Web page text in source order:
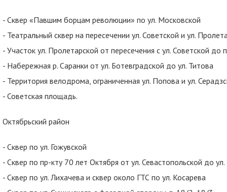
- Сквер «Павшим борцам революции» по ул. Московской
- Театральный сквер на пересечении ул. Советской и ул.
- Участок ул. Пролетарской от пересечения с ул. Советской
- Набережная р. Саранки от ул. Ботевградской до ул. Титова
- Территория велодрома, ограниченная ул. Попова и ул.
- Советская площадь.
Октябрьский район
- Сквер по ул. Гожувской
- Сквер по пр-кту 70 лет Октября от ул. Севастопольской до
- Сквер по ул. Лихачева и сквер около ГТС по ул. Косарева